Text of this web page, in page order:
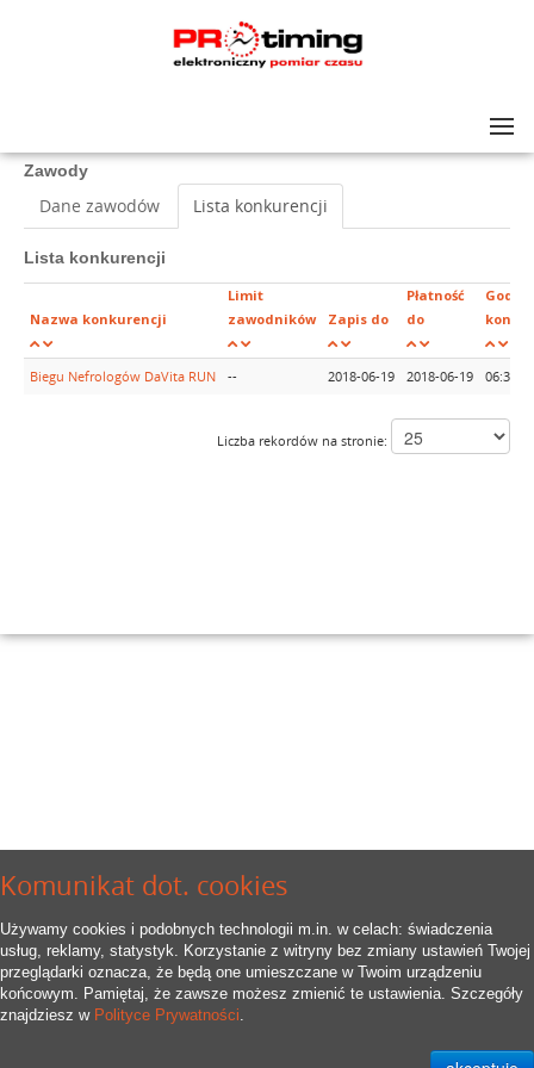
Komunikat dot. cookies
Używamy cookies i podobnych technologii m.in. w celach: świadczenia
usług, reklamy, statystyk. Korzystanie z witryny bez zmiany ustawień Twojej
przeglądarki oznacza, że będą one umieszczane w Twoim urządzeniu
końcowym. Pamiętaj, że zawsze możesz zmienić te ustawienia. Szczegóły
znajdziesz w Polityce Prywatności.
Zawody
Dane zawodów Lista konkurencji
Lista konkurencji
Nazwa konkurencji
Limit
zawodników
Zapis do
Płatność
do
Biegu Nefrologów DaVita RUN -- 2018-06-19 2018-06-19 06:30
Liczba rekordów na stronie: